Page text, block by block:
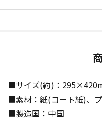
■サイズ(約)：
■素材：紙(コート紙)、
■製造国：中国